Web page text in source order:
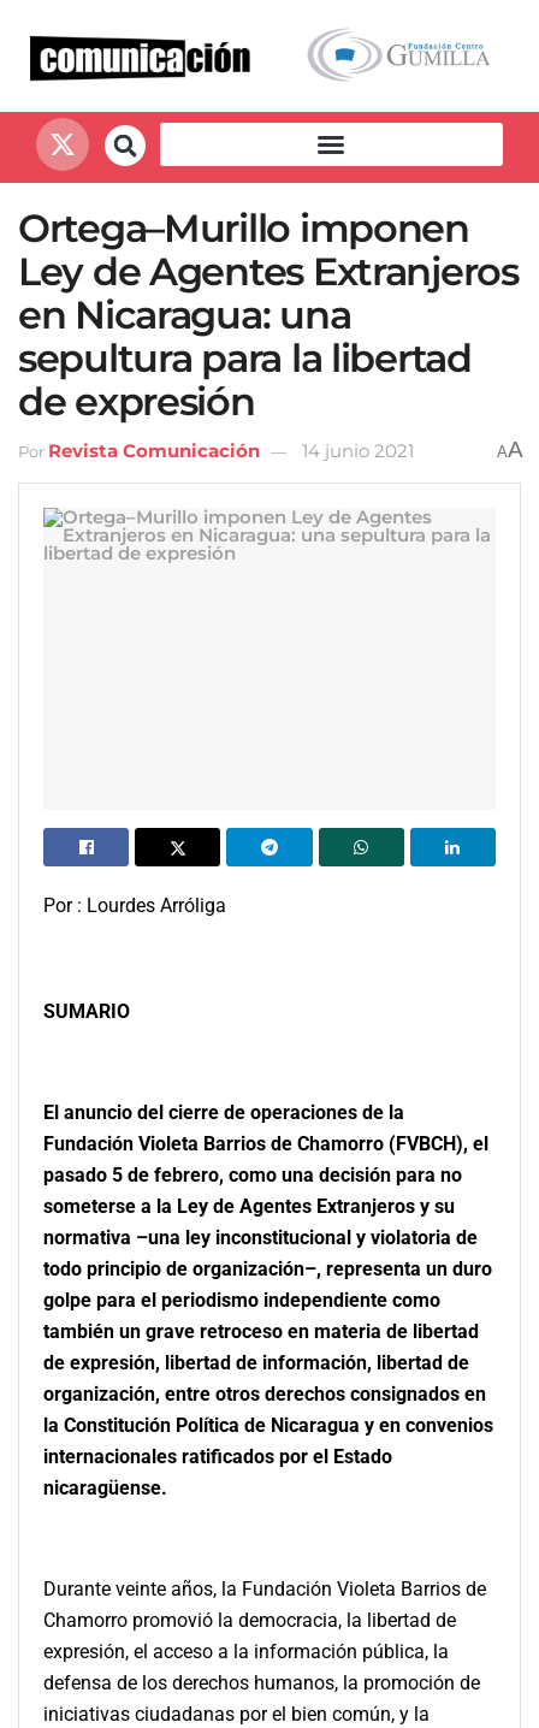
Ortega–Murillo imponen
Ley de Agentes Extranjeros
en Nicaragua: una
sepultura para la libertad
de expresión
Por Revista Comunicación 14 junio 2021 AA
Por : Lourdes Arróliga
SUMARIO
El anuncio del cierre de operaciones de la
Fundación Violeta Barrios de Chamorro (FVBCH), el
pasado 5 de febrero, como una decisión para no
someterse a la Ley de Agentes Extranjeros y su
normativa –una ley inconstitucional y violatoria de
todo principio de organización–, representa un duro
golpe para el periodismo independiente como
también un grave retroceso en materia de libertad
de expresión, libertad de información, libertad de
organización, entre otros derechos consignados en
la Constitución Política de Nicaragua y en convenios
internacionales ratificados por el Estado
nicaragüense.
Durante veinte años, la Fundación Violeta Barrios de
Chamorro promovió la democracia, la libertad de
expresión, el acceso a la información pública, la
defensa de los derechos humanos, la promoción de
iniciativas ciudadanas por el bien común, y la